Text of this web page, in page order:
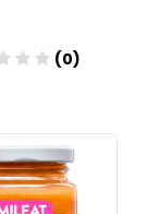
(0)
Añadir